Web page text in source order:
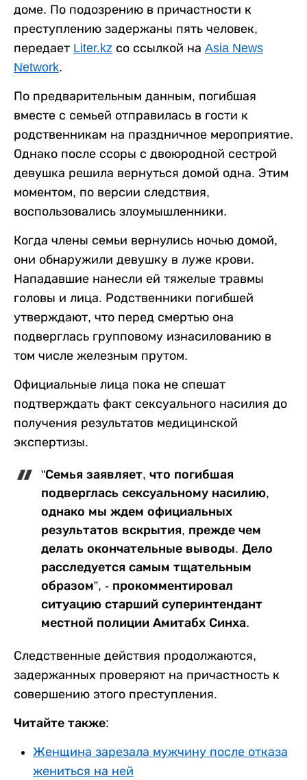
доме. По подозрению в причастности к
преступлению задержаны пять человек,
передает Liter.kz со ссылкой на Asia News
Network.
По предварительным данным, погибшая
вместе с семьей отправилась в гости к
родственникам на праздничное мероприятие.
Однако после ссоры с двоюродной сестрой
девушка решила вернуться домой одна. Этим
моментом, по версии следствия,
воспользовались злоумышленники.
Когда члены семьи вернулись ночью домой,
они обнаружили девушку в луже крови.
Нападавшие нанесли ей тяжелые травмы
головы и лица. Родственники погибшей
утверждают, что перед смертью она
подверглась групповому изнасилованию в
том числе железным прутом.
Официальные лица пока не спешат
подтверждать факт сексуального насилия до
получения результатов медицинской
экспертизы.
"Семья заявляет, что погибшая
подверглась сексуальному насилию,
однако мы ждем официальных
результатов вскрытия, прежде чем
делать окончательные выводы. Дело
расследуется самым тщательным
образом”, - прокомментировал
ситуацию старший суперинтендант
местной полиции Амитабх Синха.
Следственные действия продолжаются,
задержанных проверяют на причастность к
совершению этого преступления.
Читайте также:
Женщина зарезала мужчину после отказа
жениться на ней